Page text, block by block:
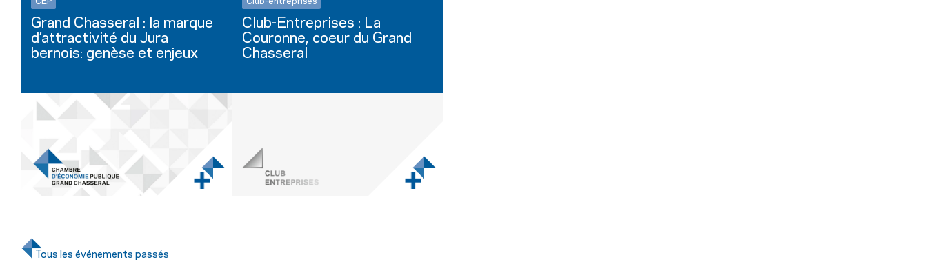
Grand Chasseral : la marque
d’attractivité du Jura
bernois: genèse et enjeux
Club-Entreprises : La
Couronne, coeur du Grand
Chasseral
Tous les événements passés